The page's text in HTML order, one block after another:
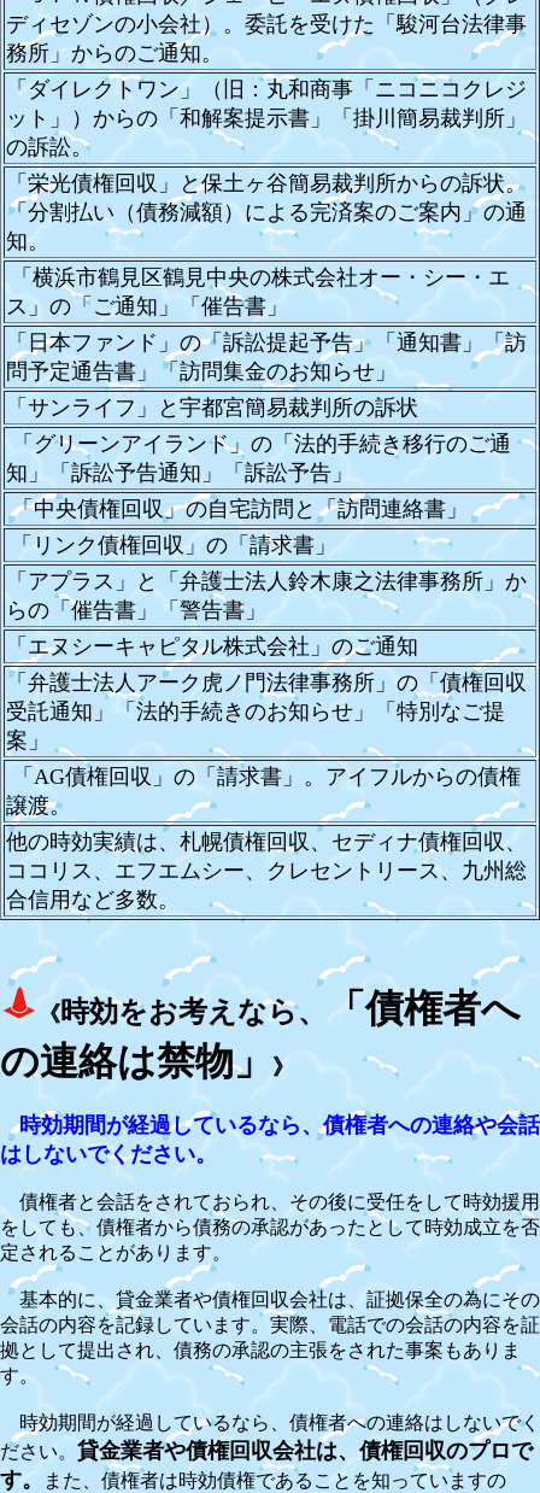
ディセゾンの小会社）。委託を受けた「駿河台法律事
務所」からのご通知。
「ダイレクトワン」（旧：丸和商事「ニコニコクレジ
ット」）からの「和解案提示書」「掛川簡易裁判所」
の訴訟。
「栄光債権回収」と保土ヶ谷簡易裁判所からの訴状。
「分割払い（債務減額）による完済案のご案内」の通
知。
「横浜市鶴見区鶴見中央の株式会社オー・シー・エ
ス」の「ご通知」「催告書」
「日本ファンド」の「訴訟提起予告」「通知書」「訪
問予定通告書」「訪問集金のお知らせ」
「サンライフ」と宇都宮簡易裁判所の訴状
「グリーンアイランド」の「法的手続き移行のご通
知」
「訴訟予告通知」「訴訟予告」
「中央債権回収」の自宅訪問と「訪問連絡書」
「リンク債権回収」の「請求書」
「アプラス」と「弁護士法人鈴木康之法律事務所」か
らの「催告書」「警告書」
「エヌシーキャピタル株式会社」のご通知
「弁護士法人アーク虎ノ門法律事務所」の「債権回収
受託通知」「法的手続きのお知らせ」「特別なご提
案」
「AG債権回収」の「請求書」。アイフルからの債権
譲渡。
他の時効実績は、 札幌債権回収、セディナ債権回収、
ココリス、エフエムシー、クレセントリース、九州総
合信用など多数。
《 時効をお考えなら、
「債権者へ
の連絡は禁物」
》
時効期間が経過しているなら、債権者への連絡や会話
はしないでください。
債権者と会話をされておられ、その後に受任をして時効援用
をしても、債権者から債務の承認があったとして時効成立を否
定されることがあります。
基本的に、貸金業者や債権回収会社は、証拠保全の為にその
会話の内容を記録しています。実際、電話での会話の内容を証
拠として提出され、債務の承認の主張をされた事案もありま
す。
時効期間が経過しているなら、債権者への連絡はしないでく
ださい。 貸金業者や債権回収会社は、債権回収のプロで
す。
また、債権者は時効債権であることを知っていますの